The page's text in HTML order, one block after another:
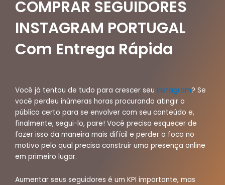
COMPRAR SEGUIDORES
INSTAGRAM PORTUGAL
Com Entrega Rápida
Você já tentou de tudo para crescer seu Instagram? Se
você perdeu inúmeras horas procurando atingir o
público certo para se envolver com seu conteúdo e,
finalmente, segui-lo, pare! Você precisa esquecer de
fazer isso da maneira mais difícil e perder o foco no
motivo pelo qual precisa construir uma presença online
em primeiro lugar.
Aumentar seus seguidores é um KPI importante, mas